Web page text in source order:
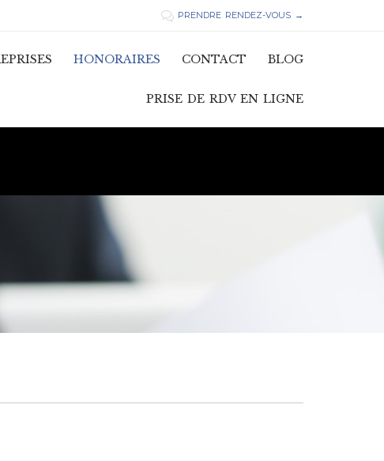
 PRENDRE RENDEZ-VOUS →
HONORAIRES CONTACT BLOG
PRISE DE RDV EN LIGNE